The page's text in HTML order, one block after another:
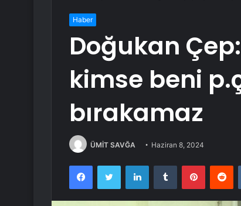
Haber
Doğukan
kimse beni
bırakamaz
ÜMİT SAVĞA Haziran 8, 2024
FacebookTwitter LinkedInTumblr Pinterest